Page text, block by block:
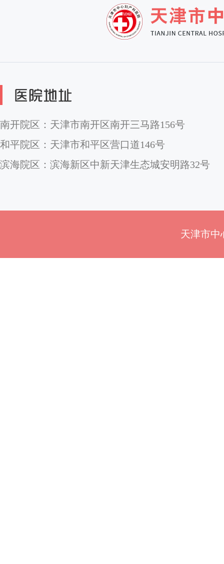
南开院区：天津市南开区南开三马路156号
和平院区：天津市和平区营口道146号
滨海院区：滨海新区中新天津生态城安明路32号
天津市中